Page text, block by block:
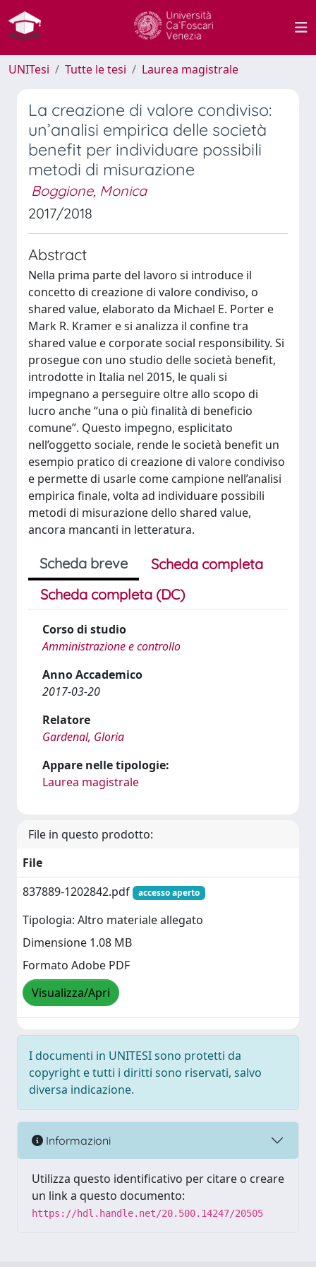
UNITesi Tutte le tesi Laurea magistrale
La creazione di valore condiviso:
un’analisi empirica delle società
benefit per individuare possibili
metodi di misurazione
Boggione, Monica
2017/2018
Abstract
Nella prima parte del lavoro si introduce il
concetto di creazione di valore condiviso, o
shared value, elaborato da Michael E. Porter e
Mark R. Kramer e si analizza il confine tra
shared value e corporate social responsibility. Si
prosegue con uno studio delle società benefit,
introdotte in Italia nel 2015, le quali si
impegnano a perseguire oltre allo scopo di
lucro anche “una o più finalità di beneficio
comune”. Questo impegno, esplicitato
nell’oggetto sociale, rende le società benefit un
esempio pratico di creazione di valore condiviso
e permette di usarle come campione nell’analisi
empirica finale, volta ad individuare possibili
metodi di misurazione dello shared value,
ancora mancanti in letteratura.
Scheda breve
Scheda completa
Scheda completa (DC)
Corso di studio
Amministrazione e controllo
Anno Accademico
2017-03-20
Relatore
Gardenal, Gloria
Appare nelle tipologie:
Laurea magistrale
File in questo prodotto:
File
837889-1202842.pdf
accesso aperto
Tipologia: Altro materiale allegato
Dimensione 1.08 MB
Formato Adobe PDF
Visualizza/Apri
I documenti in UNITESI sono protetti da
copyright e tutti i diritti sono riservati, salvo
diversa indicazione.
Informazioni
Utilizza questo identificativo per citare o creare
un link a questo documento:
https://hdl.handle.net/20.500.14247/20505